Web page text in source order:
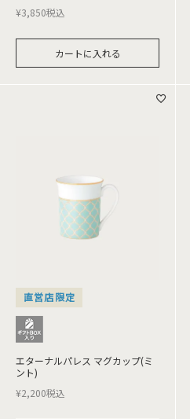
¥3,850税込
カートに入れる
直営店限定
エターナルパレス マグカップ(ミ
ント)
¥2,200税込